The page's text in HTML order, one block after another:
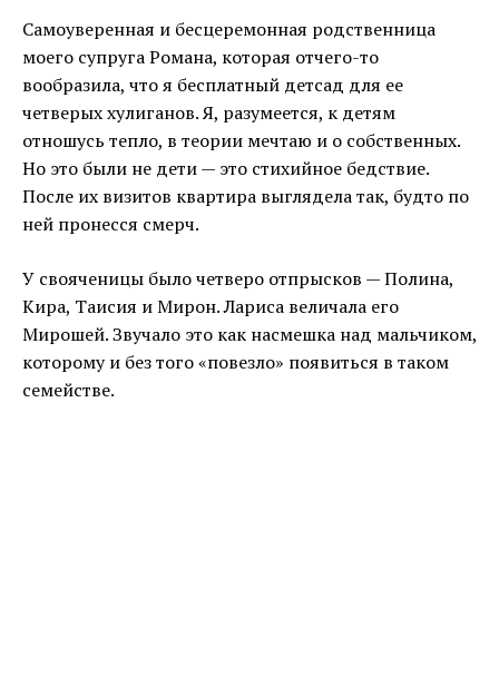
Самоуверенная и бесцеремонная родственница
моего супруга Романа, которая отчего-то
вообразила, что я бесплатный детсад для ее
четверых хулиганов. Я, разумеется, к детям
отношусь тепло, в теории мечтаю и о собственных.
Но это были не дети — это стихийное бедствие.
После их визитов квартира выглядела так, будто по
ней пронесся смерч.
У свояченицы было четверо отпрысков — Полина,
Кира, Таисия и Мирон. Лариса величала его
Мирошей. Звучало это как насмешка над мальчиком,
которому и без того «повезло» появиться в таком
семействе.